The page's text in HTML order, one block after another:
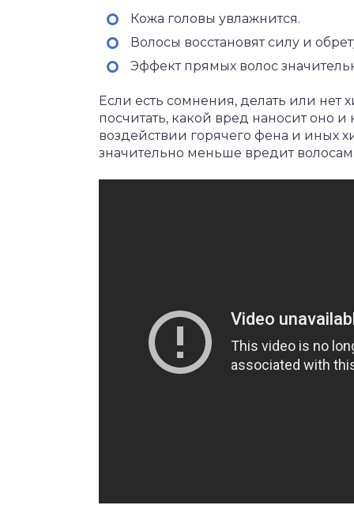
Кожа головы увлажнится.
Волосы восстановят силу и
Эффект прямых волос
Если есть сомнения, делать или
посчитать, какой вред наносит оно
воздействии горячего фена и иных
значительно меньше вредит